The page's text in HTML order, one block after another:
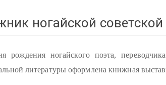
ногайской
рождения ногайского поэта,
литературы оформлена книжная